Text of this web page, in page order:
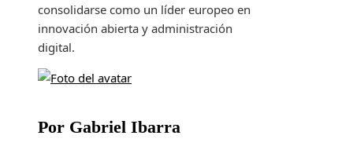
consolidarse como un líder europeo en
innovación abierta y administración
digital.
Por Gabriel Ibarra